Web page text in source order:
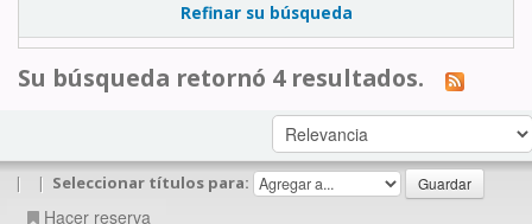
Refinar su búsqueda
Su búsqueda retornó 4 resultados.
| | Seleccionar títulos para:
Hacer reserva